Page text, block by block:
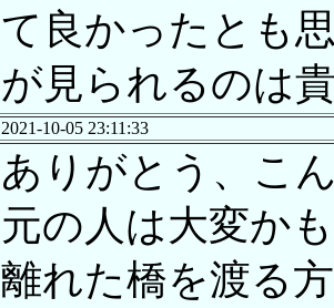
て良かったとも
が見られるのは
2021-10-05 23:11:33
ありがとう、こ
元の人は大変か
離れた橋を渡る